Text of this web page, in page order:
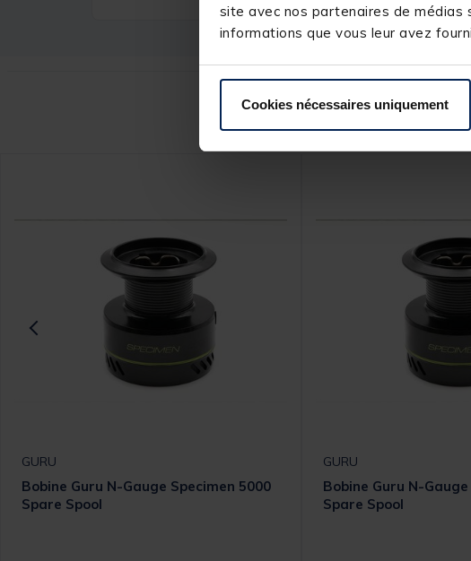
site avec nos partenaires de médias
informations que vous leur avez
Cookies nécessaires uniquement
Ces
GURU
Bobine Guru N-Gauge Specimen 5000
Spare Spool
GURU
Bobine Guru N-
Spare Spool